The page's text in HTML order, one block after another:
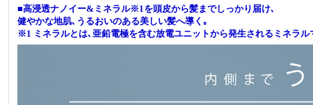
■高浸透ナノイー&ミネラル※1を頭皮から髪までしっかり届け､
健やかな地肌､うるおいのある美しい髪へ導く｡
※1 ミネラルとは､亜鉛電極を含む放電ユニットから発生されるミネラル